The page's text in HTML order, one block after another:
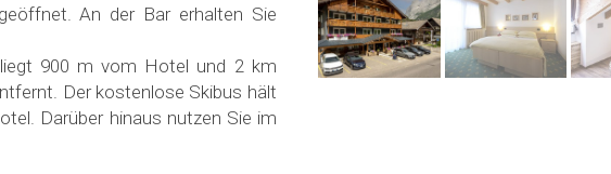
An der Bar erhalten Sie
900 m vom Hotel und 2 km
Der kostenlose Skibus hält
Darüber hinaus nutzen Sie im